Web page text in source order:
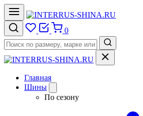
0
Главная
Шины
По сезону